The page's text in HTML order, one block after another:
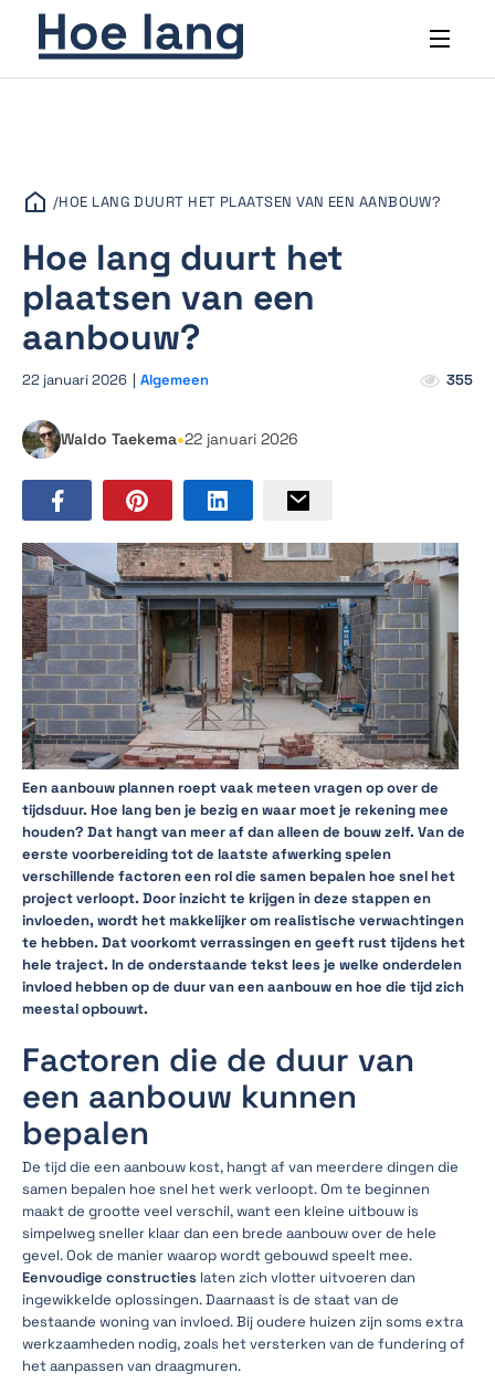
/HOE LANG DUURT HET PLAATSEN VAN EEN AANBOUW?
Hoe lang duurt het
plaatsen van een
aanbouw?
22 januari 2026 | Algemeen 355
Waldo Taekema•22 januari 2026
Een aanbouw plannen roept vaak meteen vragen op over de
tijdsduur. Hoe lang ben je bezig en waar moet je rekening mee
houden? Dat hangt van meer af dan alleen de bouw zelf. Van de
eerste voorbereiding tot de laatste afwerking spelen
verschillende factoren een rol die samen bepalen hoe snel het
project verloopt. Door inzicht te krijgen in deze stappen en
invloeden, wordt het makkelijker om realistische verwachtingen
te hebben. Dat voorkomt verrassingen en geeft rust tijdens het
hele traject. In de onderstaande tekst lees je welke onderdelen
invloed hebben op de duur van een aanbouw en hoe die tijd zich
meestal opbouwt.
Factoren die de duur van
een aanbouw kunnen
bepalen
De tijd die een aanbouw kost, hangt af van meerdere dingen die
samen bepalen hoe snel het werk verloopt. Om te beginnen
maakt de grootte veel verschil, want een kleine uitbouw is
simpelweg sneller klaar dan een brede aanbouw over de hele
gevel. Ook de manier waarop wordt gebouwd speelt mee.
Eenvoudige constructies laten zich vlotter uitvoeren dan
ingewikkelde oplossingen. Daarnaast is de staat van de
bestaande woning van invloed. Bij oudere huizen zijn soms extra
werkzaamheden nodig, zoals het versterken van de fundering of
het aanpassen van draagmuren.